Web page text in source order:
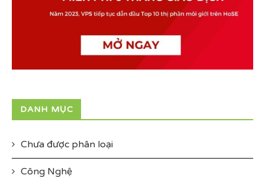
DANH MỤC
Chưa được phân loại
Công Nghệ